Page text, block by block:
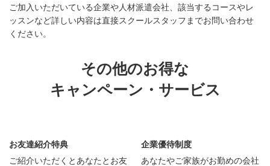
ご加入いただいている企業や人材派遣会社、該当するコースやレ
ッスンなど詳しい内容は直接スクールスタッフまでお問い合わせ
ください。
その他のお得な
キャンペーン・サービス
お友達紹介特典
ご紹介いただくとあなたとお友
企業優待制度
あなたやご家族がお勤めの会社